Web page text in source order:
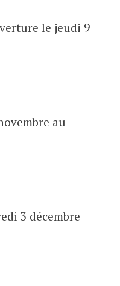
le jeudi 9
au
3 décembre